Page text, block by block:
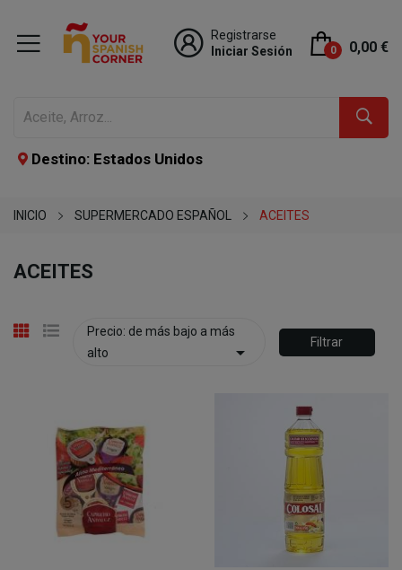
Registrarse
Iniciar Sesión
0 0,00 €
Destino: Estados Unidos
INICIO SUPERMERCADO ESPAÑOL ACEITES
ACEITES
Precio: de más bajo a más
alto

Filtrar